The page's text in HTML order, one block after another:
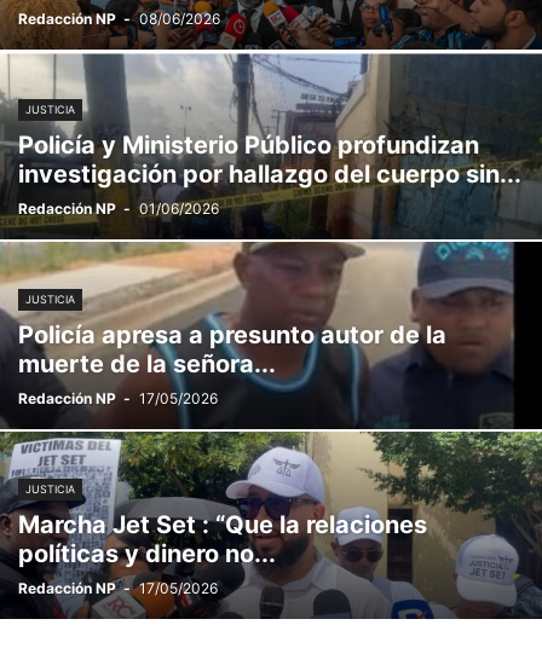
Redacción NP - 08/06/2026
JUSTICIA
Policía y Ministerio Público profundizan
investigación por hallazgo del cuerpo sin...
Redacción NP - 01/06/2026
JUSTICIA
Policía apresa a presunto autor de la
muerte de la señora...
Redacción NP - 17/05/2026
JUSTICIA
Marcha Jet Set : “Que la relaciones
políticas y dinero no...
Redacción NP - 17/05/2026